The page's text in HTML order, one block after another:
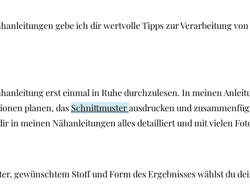
gebe ich dir wertvolle Tipps zur Verarbeitung
erst einmal in Ruhe durchzulesen. In meinen
planen, das Schnittmusterausdrucken und
meinen Nähanleitungen alles detailliert und mit vielen
Stoff und Form des Ergebnisses wählst du